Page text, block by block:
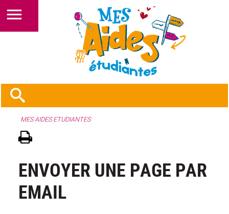
MES AIDES ETUDIANTES
ENVOYER UNE PAGE PAR
EMAIL